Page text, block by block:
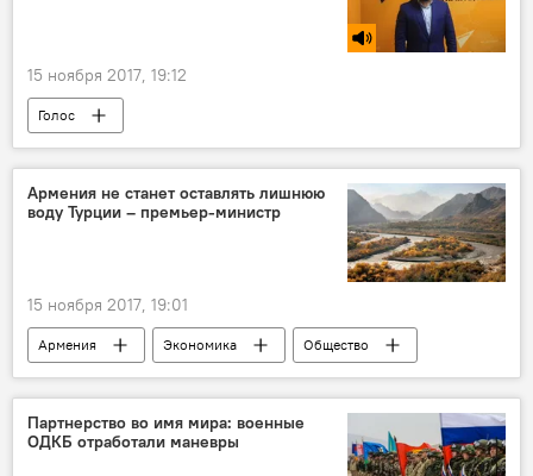
15 ноября 2017, 19:12
Голос
Армения не станет оставлять лишнюю
воду Турции – премьер-министр
15 ноября 2017, 19:01
Армения Экономика
Общество
Политика
Партнерство во имя мира: военные
ОДКБ отработали маневры